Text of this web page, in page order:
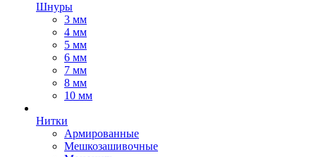
Шнуры
3 мм
4 мм
5 мм
6 мм
7 мм
8 мм
10 мм
Нитки
Армированные
Мешкозашивочные